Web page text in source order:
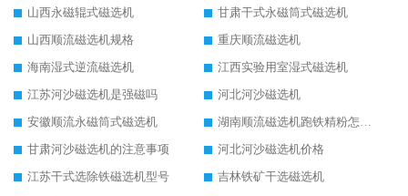
山西永磁辊式磁选机
甘肃干式永磁筒式磁选机
山西顺流磁选机规格
重庆顺流磁选机
海南湿式逆流磁选机
江西实验用室湿式磁选机
江苏河沙磁选机是强磁吗
河北河沙磁选机
安徽顺流永磁筒式磁选机
湖南顺流磁选机跑铁精粉怎么处理
甘肃河沙磁选机的注意事项
河北河沙磁选机价格
江苏干式选除铁磁选机型号
吉林铁矿干选磁选机